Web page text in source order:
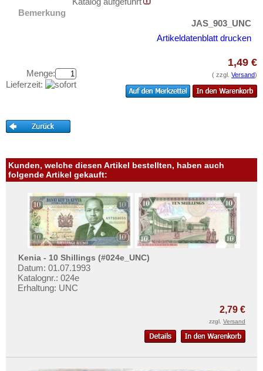
Niederländische Antillen
Peru
St. Kitts
St. Pierre & Miquelon
Surinam
Trinidad und Tobago
Uruguay
USA
Venezuela
Testbanknoten
Gutscheine
Kontakt
Preislisten
Erhaltungsgrade
Gratisbanknoten
FAQ
Mehr über...
Zahlungsbedingungen
AGB
Bemerkung
JAS_903_UNC
Artikeldatenblatt drucken
Menge:
Lieferzeit:
1,49 €
( zzgl. Versand)
Kunden, welche diesen Artikel bestellten, haben auch
folgende Artikel gekauft:
Kenia - 10 Shillings (#024e_UNC)
Datum: 01.07.1993
Katalognr.: 024e
Erhaltung: UNC
2,79 €
zzgl. Versand